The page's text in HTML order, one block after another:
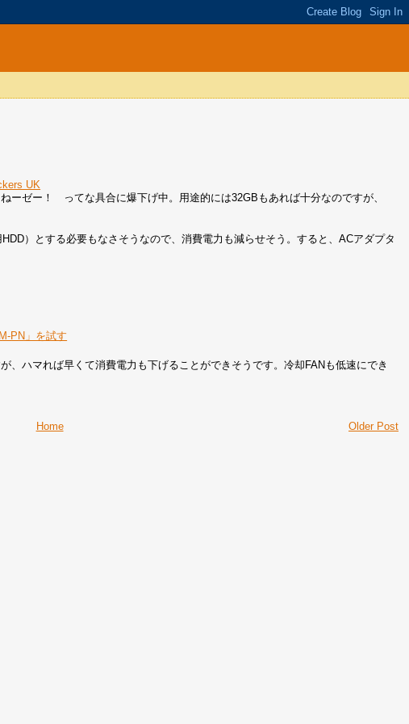
UK
ーゼー！ ってな具合に爆下げ中。用途的には32GBもあれば十分なのですが、
）とする必要もなさそうなので、消費電力も減らせそう。すると、ACアダプタ
PN」を試す
ハマれば早くて消費電力も下げることができそうです。冷却FANも低速にでき
Older Post
Home